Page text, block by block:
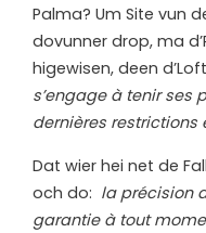
Palma? Um Site vun
dovunner drop, ma
higewisen, deen
s’engage à tenir ses
dernières
Dat wier hei net de
och do: la précision
garantie à tout